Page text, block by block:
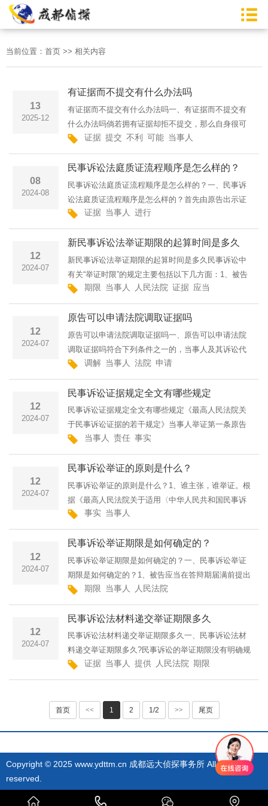
当前位置： 首页 >> 相关内容
13
2025-12
有证据而不提交有什么办法吗
有证据而不提交有什么办法吗一、有证据而不提交有
什么办法吗倘若拥有证据却拒不提交，那么自身很可
能会陷入不利的境地。从法律层面来讲，当事人负有
必须如实提交相关证据的责任，其目的是为了支撑自
己的主张或者反驳···
证据 提交 不利 可能 当事人
08
2024-08
民事诉讼法庭质证流程顺序是怎么样的？
民事诉讼法庭质证流程顺序是怎么样的？一、民事诉
讼法庭质证流程顺序是怎么样的？首先由原告出示证
据，同时对证据的形式、内容、来源及欲证明的事实
等内容进行陈述;然后由被告、第三人对原告提出的证
据能力及证明力的···
证据 当事人 进行
12
2024-07
新民事诉讼法举证期限的起算时间是多久
新民事诉讼法举证期限的起算时间是多久民事诉讼中
有关“举证时限”的规定主要包括以下几方面：1、被告
应当在答辩期届满前提出书面答辩，阐明其对原告诉
讼请求及所依据的事实和理由的意见。2、人民法院应
当在送达案件···
期限 当事人 人民法院 证据 应当
12
2024-07
原告可以申请法院调取证据吗
原告可以申请法院调取证据吗一、原告可以申请法院
调取证据吗符合下列条件之一的，当事人及其诉讼代
理人可以申请人民法院调查收集证据：(一)申请调查
收集的证据属于国家有关部门保存并须人民法院依职
权调取的档案材料···
调解 当事人 法院 申请
12
2024-07
民事诉讼证据规定全文有哪些规定
民事诉讼证据规定全文有哪些规定《最高人民法院关
于民事诉讼证据的若干规定》当事人举证第一条原告
向人民法院起诉或者被告提出反诉，应当附有符合起
诉条件的相应的证据材料。第二条当事人对自己提出
的诉讼请求所依据···
当事人 责任 事实
12
2024-07
民事诉讼举证的原则是什么？
民事诉讼举证的原则是什么？1、谁主张，谁举证。根
据《最高人民法院关于适用〈中华人民共和国民事诉
讼法〉的解释》第九十一条的规定：人民法院应当依
照下列原则确定举证证明责任的承担，但法律另有规
定的除外：(一)主···
事实 当事人
12
2024-07
民事诉讼举证期限是如何确定的？
民事诉讼举证期限是如何确定的？一、民事诉讼举证
期限是如何确定的？1、被告应当在答辩期届满前提出
书面答辩，阐明其对原告诉讼请求及所依据的事实和
理由的意见。2、人民法院应当在送达案件受理通知书
和应诉通知书的···
期限 当事人 人民法院
12
2024-07
民事诉讼法材料递交举证期限多久
民事诉讼法材料递交举证期限多久一、民事诉讼法材
料递交举证期限多久?民事诉讼的举证期限没有明确规
定，是法院根据当事人的主张和案件审理情况确定
的。《中华人民共和国民事诉讼法》第六十八条当事
证据 当事人 提供 人民法院 期限
首页 << 1 2 1/2 >> 尾页
Copyright © 2025 www.ydttm.cn 成都远大侦探事务所 All rights
reserved.